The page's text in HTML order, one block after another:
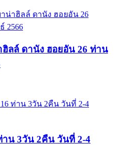
ลล์ ดานัง ฮอยอัน 26 ท่าน
าน 3วัน 2คืน วันที่ 2-4